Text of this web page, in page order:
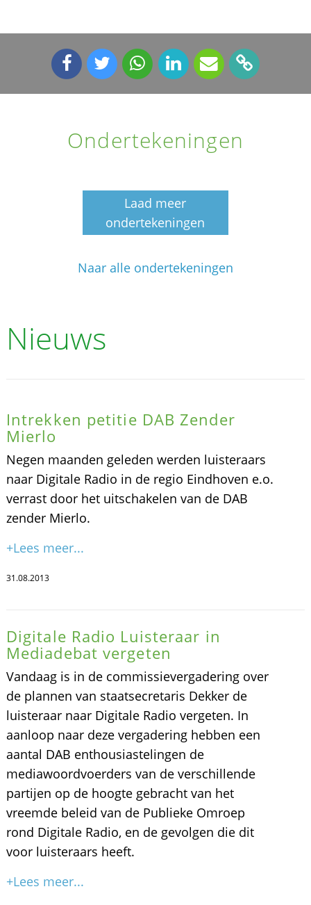
Ondertekeningen
Laad meer
ondertekeningen
Naar alle ondertekeningen
Nieuws
Intrekken petitie DAB Zender
Mierlo
Negen maanden geleden werden luisteraars
naar Digitale Radio in de regio Eindhoven e.o.
verrast door het uitschakelen van de DAB
zender Mierlo.
+Lees meer...
31.08.2013
Digitale Radio Luisteraar in
Mediadebat vergeten
Vandaag is in de commissievergadering over
de plannen van staatsecretaris Dekker de
luisteraar naar Digitale Radio vergeten. In
aanloop naar deze vergadering hebben een
aantal DAB enthousiastelingen de
mediawoordvoerders van de verschillende
partijen op de hoogte gebracht van het
vreemde beleid van de Publieke Omroep
rond Digitale Radio, en de gevolgen die dit
voor luisteraars heeft.
+Lees meer...